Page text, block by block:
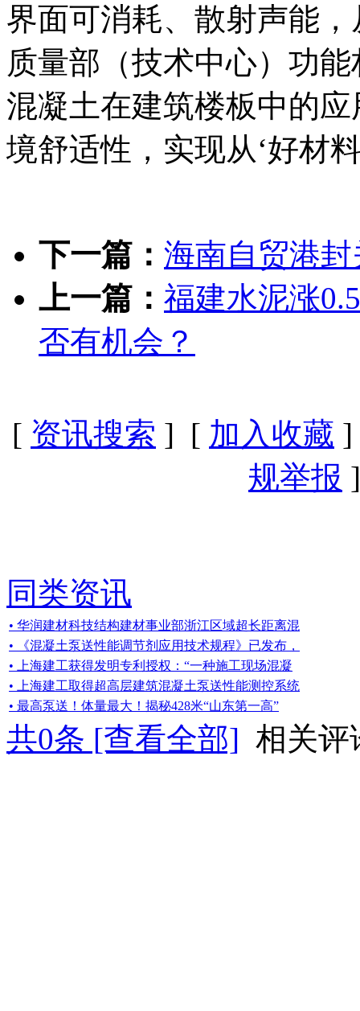
界面可消耗、散射声能
质量部（技术中心）功
混凝土在建筑楼板中的
境舒适性，实现从‘好材
下一篇： 海南自贸港
上一篇： 福建水泥涨
否有机会？
[ 资讯搜索 ] [ 加入收藏
规举报
同类资讯
• 华润建材科技结构建材事业部浙江区域超长距离混
• 《混凝土泵送性能调节剂应用技术规程》已发布，
• 上海建工获得发明专利授权：“一种施工现场混凝
• 上海建工取得超高层建筑混凝土泵送性能测控系统
• 最高泵送！体量最大！揭秘428米“山东第一高”
共0条 [查看全部] 相关评